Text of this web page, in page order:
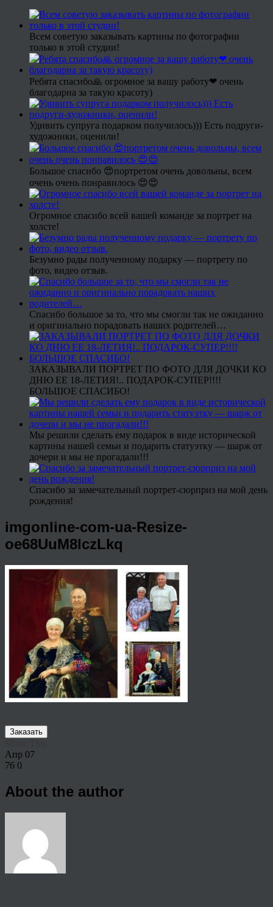
Всем советую заказывать картины по фотографии
только в этой студии!
Ребята спасибо🙏 огромное за вашу работу❤ очень
благодарна за такую красоту)
Удивить супруга подарком получилось))) Есть подруги-
художники, оценили!
Большое спасибо 😍портретом очень довольны, всем
очень очень понравилось 😍😍
Огромное спасибо всей вашей команде за портрет на
холсте!
Безумно рады полученному подарку — портрету по
фото, видео отзыв.
Спасибо большое за то, что мы смогли так не ожиданно
и оригинально порадовать наших родителей…
ЗАКАЗЫВАЛИ ПОРТРЕТ ПО ФОТО ДЛЯ ДОЧКИ КО
ДНЮ ЕЕ 18-ЛЕТИЯ!.. ПОДАРОК-СУПЕР!!!!
БОЛЬШОЕ СПАСИБО!
Мы решили сделать ему подарок в виде исторической
картины нашей семьи и подарить статуэтку — шарж от
дочери и мы не прогадали!!!
Спасибо за замечательный портрет-сюрприз на мой день
рождения!
imgonline-com-ua-Resize-
oe68UuM8lczLkq
Заказать
Апр 07
76 0
About the author